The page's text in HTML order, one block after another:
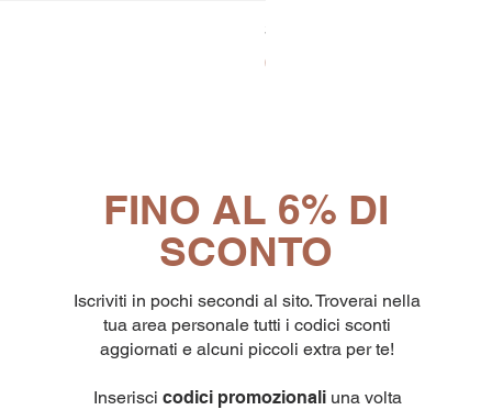
30x8 Caps. Alluminio
Prezzo
65,19 €
FINO AL 6% DI
SCONTO
Iscriviti in pochi secondi al sito. Troverai nella
tua area personale tutti i codici sconti
aggiornati e alcuni piccoli extra per te!
Inserisci codici promozionaliuna volta